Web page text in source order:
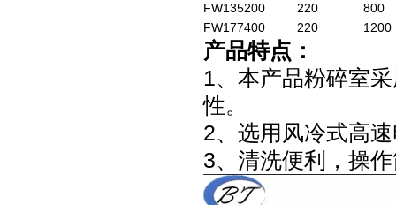
FW135200 220
800
FW177400 220 1200
产品特点：
1、 本产品粉碎室
性。
2、选用风冷式高
3、 清洗便利，操